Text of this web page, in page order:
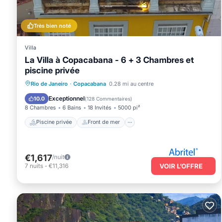
This Apartamento em Copacabana in Rio de Janeiro is well
details were shared to us by booking.com for the listed
as “accurate”. If you have any concerns about the information or
Très bien noté
Villa
La Villa à Copacabana - 6 + 3 Chambres et
piscine privée
Rio de Janeiro · Copacabana 0.28 mi au centre
10.0 Exceptionnel(128 Commentaires)
8 Chambres 6 Bains 18 Invités 5000 pi²
Piscine privée Front de mer
Piscine privée
Front de mer
Bain à remous
Petit-déjeuner
€1,617/nuit
7 nuits - €11,316 VOIR L’OFFRE